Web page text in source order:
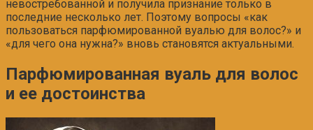
невостребованной и получила признание только в
последние несколько лет. Поэтому вопросы «как
пользоваться парфюмированной вуалью для волос?» и
«для чего она нужна?» вновь становятся актуальными.
Парфюмированная вуаль для волос
и ее достоинства